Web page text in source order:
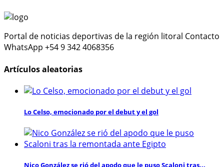
Portal de noticias deportivas de la región litoral Contacto
WhatsApp +54 9 342 4068356
Artículos aleatorias
Lo Celso, emocionado por el debut y el gol
Nico González se rió del apodo que le puso Scaloni tras...